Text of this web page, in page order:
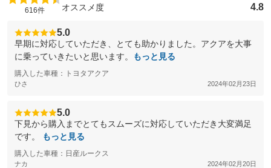
616件 オススメ度 4.8
5.0
早期に対応していただき、とても助かりました。アクアを大事
に乗っていきたいと思います。
もっと見る
購入した車種：トヨタアクア
ひさ 2024年02月23日
5.0
下見から購入までとてもスムーズに対応していただき大変満足
です。
もっと見る
購入した車種：日産ルークス
ナカ 2024年02月20日